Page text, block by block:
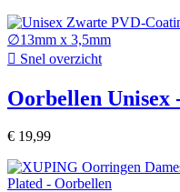
 Snel overzicht
Oorbellen Unisex
€ 19,99